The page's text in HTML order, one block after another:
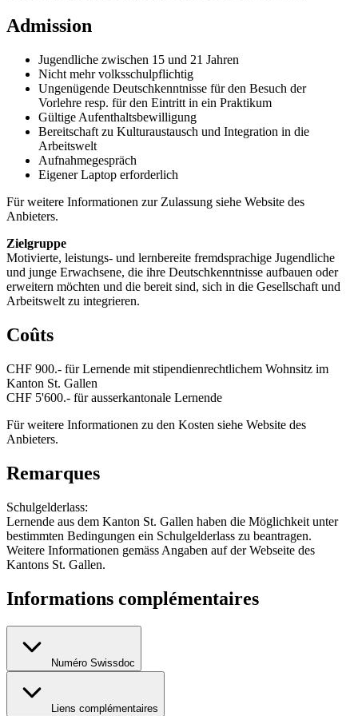
Admission
Jugendliche zwischen 15 und 21 Jahren
Nicht mehr volksschulpflichtig
Ungenügende Deutschkenntnisse für den Besuch der
Vorlehre resp. für den Eintritt in ein Praktikum
Gültige Aufenthaltsbewilligung
Bereitschaft zu Kulturaustausch und Integration in die
Arbeitswelt
Aufnahmegespräch
Eigener Laptop erforderlich
Für weitere Informationen zur Zulassung siehe Website des
Anbieters.
Zielgruppe
Motivierte, leistungs- und lernbereite fremdsprachige Jugendliche
und junge Erwachsene, die ihre Deutschkenntnisse aufbauen oder
erweitern möchten und die bereit sind, sich in die Gesellschaft und
Arbeitswelt zu integrieren.
Coûts
CHF 900.- für Lernende mit stipendienrechtlichem Wohnsitz im
Kanton St. Gallen
CHF 5'600.- für ausserkantonale Lernende
Für weitere Informationen zu den Kosten siehe Website des
Anbieters.
Remarques
Schulgelderlass:
Lernende aus dem Kanton St. Gallen haben die Möglichkeit unter
bestimmten Bedingungen ein Schulgelderlass zu beantragen.
Weitere Informationen gemäss Angaben auf der Webseite des
Kantons St. Gallen.
Informations complémentaires
Numéro Swissdoc
Liens complémentaires